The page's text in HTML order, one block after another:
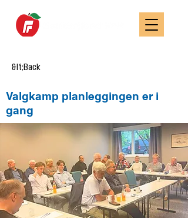
&lt;Back
Valgkamp planleggingen er i
gang